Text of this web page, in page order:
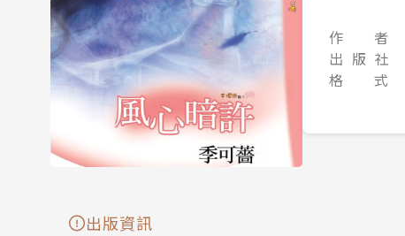
作 者
出 版 社
格 式
出版資訊